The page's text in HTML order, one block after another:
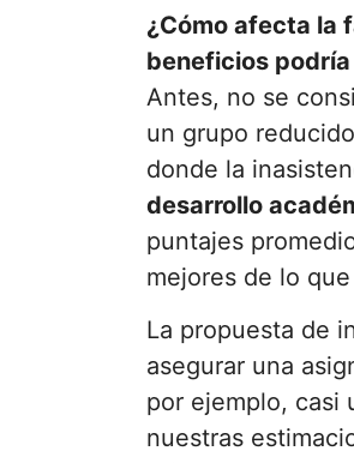
¿Cómo afecta la
beneficios
Antes, no se
un grupo
donde la
desarrollo
puntajes
mejores de lo
La propuesta de
asegurar una
por ejemplo, casi
nuestras